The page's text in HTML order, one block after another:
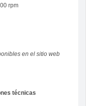
rpm
en el sitio web
técnicas